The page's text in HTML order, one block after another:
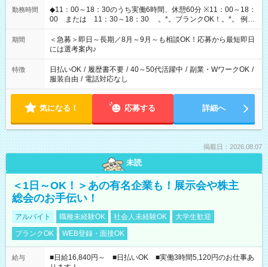
勤務時間
◆11：00～18：30のうち実働6時間、休憩60分 ※11：00～18：
00 または 11：30～18：30 。*。ブランクOK！。*。 例え
ば前職が、 在宅/財団法人/事務/コールセンター/受付/販売/カフェ
スタッフ スイーツ販売/ホテルフロント/化粧品販売/など 様々な
業界から入社して活躍されています♪
期間
＜急募＞即日～長期／8月～9月～も相談OK！応募から最短即日
には選考案内♪
特徴 日払いOK / 履歴書不要 / 40～50代活躍中 / 副業・WワークOK /
服装自由 / 電話対応なし
気になる！ 応募する 詳細へ
掲載日：2026.08.07
未読
＜1日～OK！＞あの有名企業も！展示会や株主
総会のお手伝い！
アルバイト 職種未経験OK 社会人未経験OK
大学生歓迎
ブランクOK
WEB登録・面接OK
給与
■日給16,840円～ ■日払いOK ■実働3時間5,120円のお仕事あ